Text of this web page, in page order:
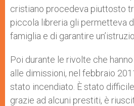
cristiano procedeva piuttosto
piccola libreria gli permetteva
famiglia e di garantire
Poi durante le rivolte che
alle dimissioni, nel febbraio
stato incendiato. È stato
grazie ad alcuni prestiti, è